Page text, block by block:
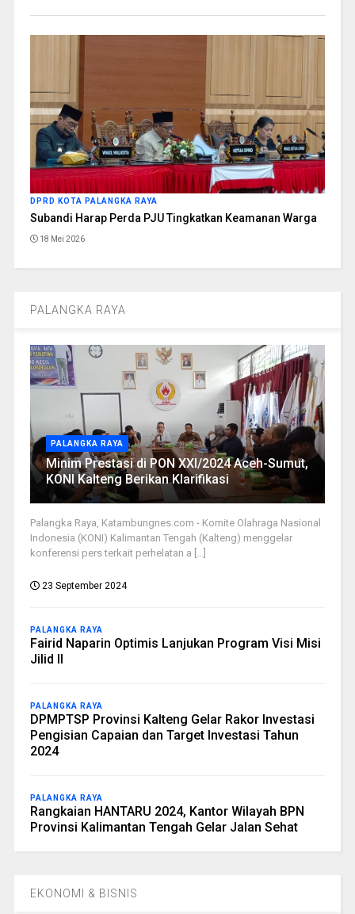
DPRD KOTA PALANGKA RAYA
Subandi Harap Perda PJU Tingkatkan Keamanan Warga
18 Mei 2026
PALANGKA RAYA
PALANGKA RAYA
Minim Prestasi di PON XXI/2024 Aceh-Sumut,
KONI Kalteng Berikan Klarifikasi
Palangka Raya, Katambungnes.com - Komite Olahraga Nasional
Indonesia (KONI) Kalimantan Tengah (Kalteng) menggelar
konferensi pers terkait perhelatan a [...]
23 September 2024
PALANGKA RAYA
Fairid Naparin Optimis Lanjukan Program Visi Misi
Jilid II
PALANGKA RAYA
DPMPTSP Provinsi Kalteng Gelar Rakor Investasi
Pengisian Capaian dan Target Investasi Tahun
2024
PALANGKA RAYA
Rangkaian HANTARU 2024, Kantor Wilayah BPN
Provinsi Kalimantan Tengah Gelar Jalan Sehat
EKONOMI & BISNIS